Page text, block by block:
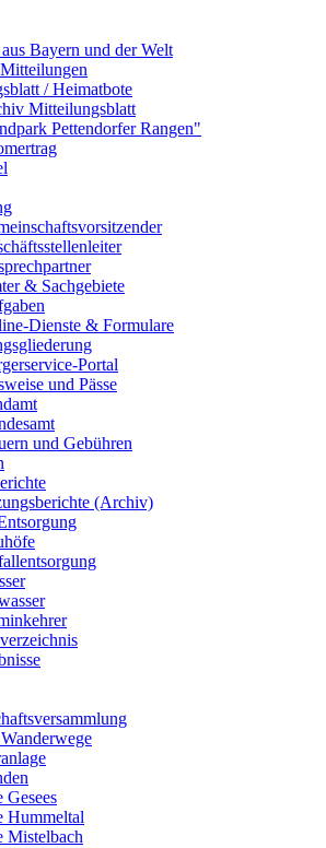
Bayern und der Welt
/ Heimatbote
Mitteilungsblatt
Pettendorfer Rangen"
& Sachgebiete
Dienste & Formulare
Portal
und Pässe
und Gebühren
(Archiv)
Gesees
Hummeltal
Mistelbach